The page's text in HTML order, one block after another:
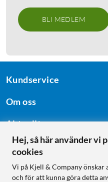
BLI MEDLEM
Kundservice
Om oss
Aktuellt
Följ oss
Hej, så här använder vi
cookies
Vi på Kjell & Company önskar
och för att kunna göra detta